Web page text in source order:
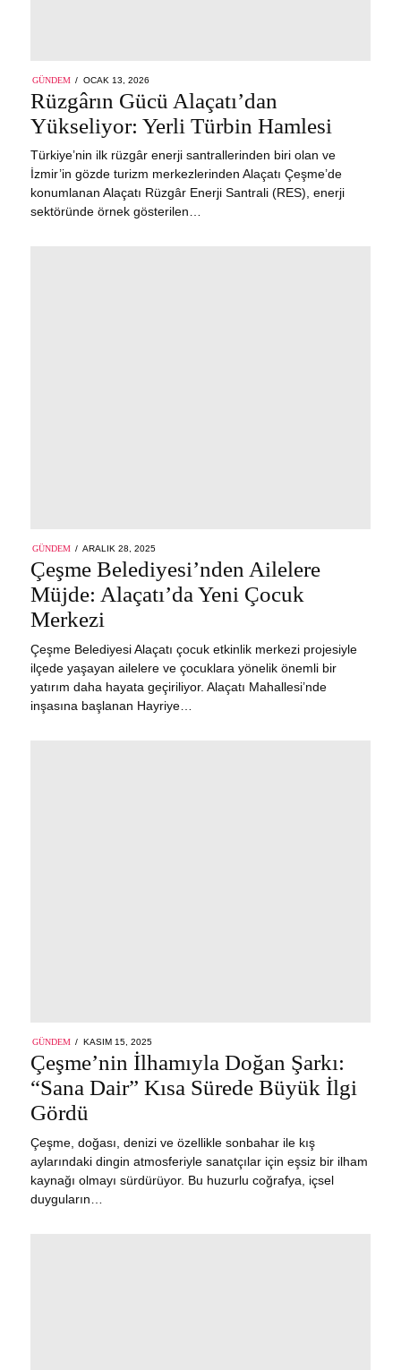
GÜNDEM
POSTED
ON
OCAK 13, 2026
13,
2026
Rüzgârın Gücü Alaçatı’dan
Yükseliyor: Yerli Türbin Hamlesi
Türkiye’nin ilk rüzgâr enerji santrallerinden biri olan ve
İzmir’in gözde turizm merkezlerinden Alaçatı Çeşme’de
konumlanan Alaçatı Rüzgâr Enerji Santrali (RES), enerji
sektöründe örnek gösterilen…
GÜNDEM
POSTED
ARALIK 28, 2025
Çeşme Belediyesi’nden Ailelere
Müjde: Alaçatı’da Yeni Çocuk
Merkezi
Çeşme Belediyesi Alaçatı çocuk etkinlik merkezi projesiyle
ilçede yaşayan ailelere ve çocuklara yönelik önemli bir
yatırım daha hayata geçiriliyor. Alaçatı Mahallesi’nde
inşasına başlanan Hayriye…
GÜNDEM
POSTED
ON
KASIM 15, 2025
Çeşme’nin İlhamıyla Doğan Şarkı:
“Sana Dair” Kısa Sürede Büyük İlgi
Gördü
Çeşme, doğası, denizi ve özellikle sonbahar ile kış
aylarındaki dingin atmosferiyle sanatçılar için eşsiz bir ilham
kaynağı olmayı sürdürüyor. Bu huzurlu coğrafya, içsel
duyguların…